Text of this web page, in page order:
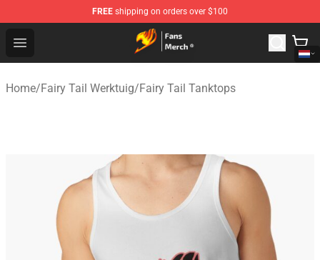
FREE shipping on orders over $100
Open menu
Fairy Tail Store - Official Fairy Tail Merchandise Shop
Home/Fairy Tail Werktuig/Fairy Tail Tanktops